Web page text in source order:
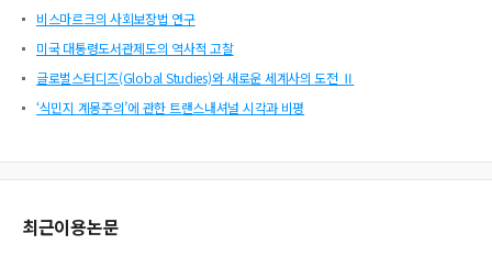
비스마르크의 사회보장법 연구
미국 대통령도서관제도의 역사적 고찰
글로벌스터디즈(Global Studies)와 새로운 세계사의 도전 Ⅱ
‘식민지 계몽주의’에 관한 트랜스내셔널 시각과 비평
최근이용논문